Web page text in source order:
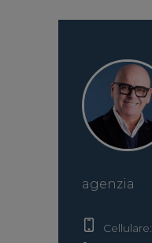
agenzia
Cellulare: